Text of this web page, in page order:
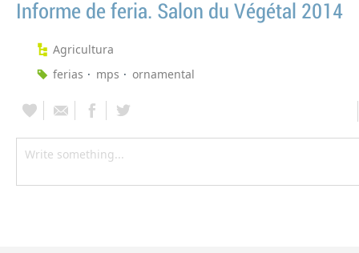
Informe de feria. Salon du Végétal 2014
Agricultura
ferias
mps ornamental